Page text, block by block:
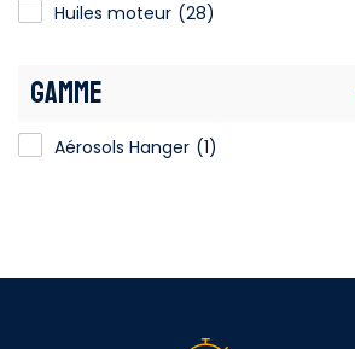
Huiles moteur (28)
GAMME
Aérosols Hanger (1)